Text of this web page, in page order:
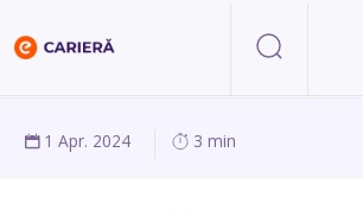
1 Apr. 2024 3 min